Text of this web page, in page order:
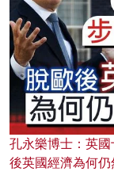
孔永樂博士：英
後英國經濟為何仍